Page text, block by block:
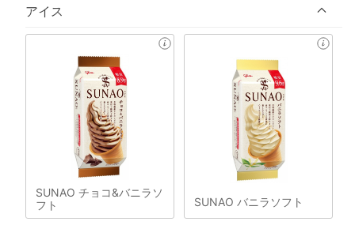
アイス
SUNAO チョコ&バニラソ
フト
SUNAO バニラソフト